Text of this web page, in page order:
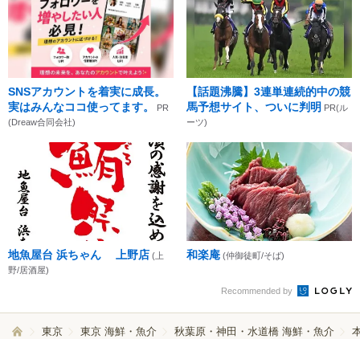
SNSアカウントを着実に成長。
実はみんなココ使ってます。
PR
(Dreaw合同会社)
【話題沸騰】3連単連続的中の競
馬予想サイト、ついに判明 PR(ル
ーツ)
地魚屋台 浜ちゃん 上野店 (上
野/居酒屋)
和楽庵 (仲御徒町/そば)
Recommended by
東京 東京 海鮮・魚介 秋葉原・神田・水道橋 海鮮・魚介